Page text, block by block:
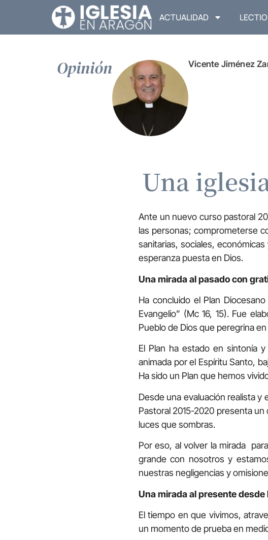
ACTUALIDAD
Opinión Vicente Jiménez
Una
Ante un nuevo curso pastoral
las personas; comprometerse
sanitarias, sociales,
esperanza puesta en Dios.
Una mirada al pasado con
Ha concluido el Plan
Evangelio” (Mc 16, 15). Fue
Pueblo de Dios que peregrina
El Plan ha estado en sintonía
animada por el Espíritu Santo,
Ha sido un Plan que hemos
Desde una evaluación realista y
Pastoral 2015-2020 presenta
luces que sombras.
Por eso, al volver la mirada
grande con nosotros y
nuestras negligencias y
Una mirada al presente desde
El tiempo en que vivimos,
un momento de prueba en